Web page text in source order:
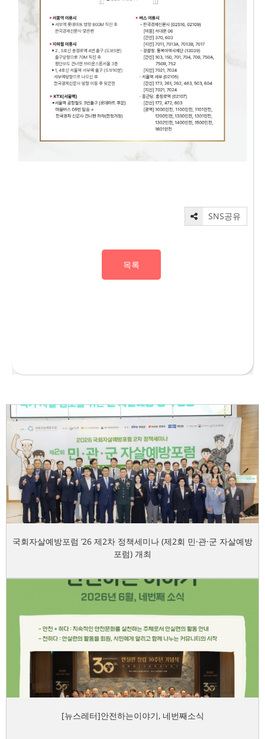
SNS공유
목록
국회자살예방포럼 ’26 제2차 정책세미나 (제2회 민·관·군 자살예방
포럼) 개최
[뉴스레터]안전하는이야기, 네번째소식